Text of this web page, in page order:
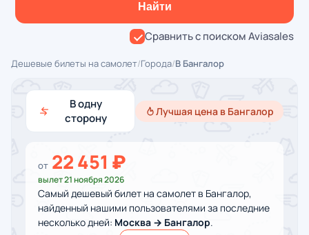
Найти
Сравнить с поиском Aviasales
Дешевые билеты на самолет/Города/В Бангалор
В одну
сторону
Лучшая цена в Бангалор
от 22 451 ₽
вылет 21 ноября 2026
Самый дешевый билет на самолет в Бангалор,
найденный нашими пользователями за последние
несколько дней: Москва → Бангалор.